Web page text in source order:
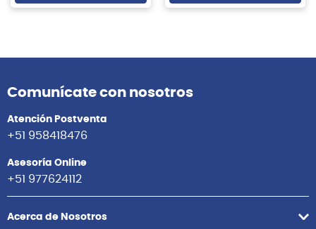
Comunícate con nosotros
Atención Postventa
+51 958418476
Asesoría Online
+51 977624112
Acerca de Nosotros